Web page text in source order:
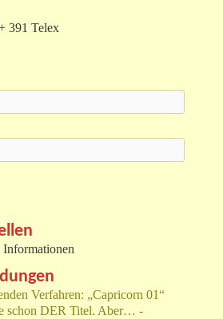
391 Telex
Informationen
Verfahren: „Capricorn 01“
schon DER Titel. Aber… -